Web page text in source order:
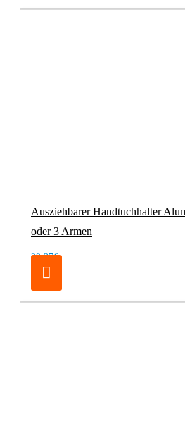
Ausziehbarer Handtuchhalter
oder 3 Armen
29,37€